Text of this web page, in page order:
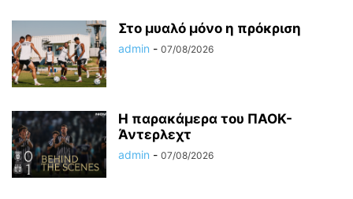
Στο μυαλό μόνο η πρόκριση
admin - 07/08/2026
Η παρακάμερα του ΠΑΟΚ-
Άντερλεχτ
admin - 07/08/2026